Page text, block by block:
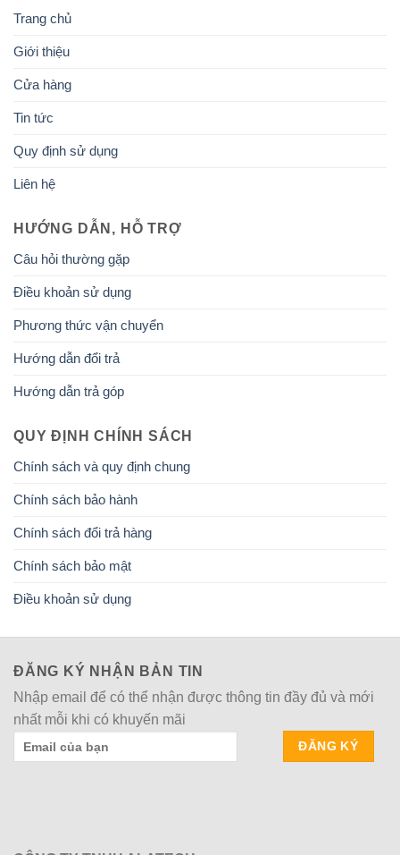
Trang chủ
Giới thiệu
Cửa hàng
Tin tức
Quy định sử dụng
Liên hệ
HƯỚNG DẪN, HỖ TRỢ
Câu hỏi thường gặp
Điều khoản sử dụng
Phương thức vận chuyển
Hướng dẫn đổi trả
Hướng dẫn trả góp
QUY ĐỊNH CHÍNH SÁCH
Chính sách và quy định chung
Chính sách bảo hành
Chính sách đổi trả hàng
Chính sách bảo mật
Điều khoản sử dụng
ĐĂNG KÝ NHẬN BẢN TIN
Nhập email để có thể nhận được thông tin đầy đủ và mới
nhất mỗi khi có khuyến mãi